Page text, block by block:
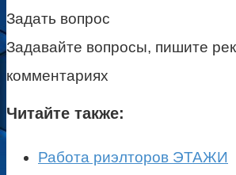
Задать вопрос
Задавайте вопросы, пишите
комментариях
Читайте также:
Работа риэлторов ЭТАЖИ